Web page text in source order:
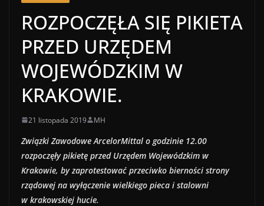
ROZPOCZĘŁA SIĘ PIKIETA
PRZED URZĘDEM
WOJEWÓDZKIM W
KRAKOWIE.
21 listopada 2019 MH
Związki Zawodowe ArcelorMittal o godzinie 12.00
rozpoczęły pikietę przed Urzędem Wojewódzkim w
Krakowie, by zaprotestować przeciwko bierności strony
rządowej na wyłączenie wielkiego pieca i stalowni
w krakowskiej hucie.